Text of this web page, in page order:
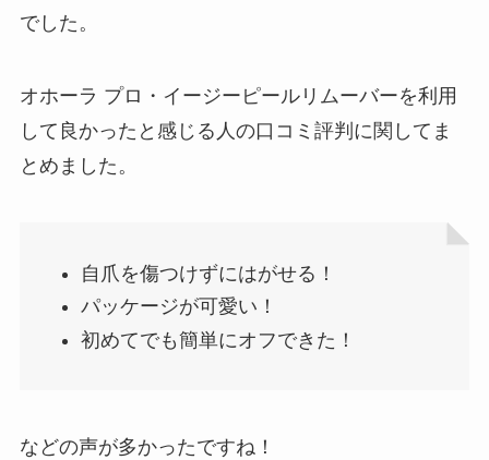
でした。
オホーラ プロ・イージーピールリムーバーを利用
して良かったと感じる人の口コミ評判に関してま
とめました。
自爪を傷つけずにはがせる！
パッケージが可愛い！
初めてでも簡単にオフできた！
などの声が多かったですね！